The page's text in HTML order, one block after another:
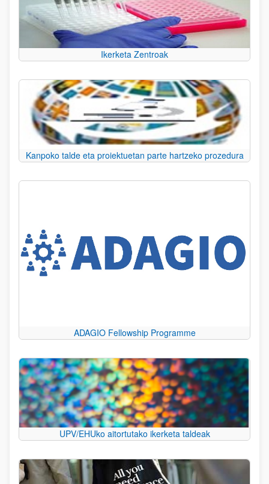
Ikerketa Zentroak
Kanpoko talde eta proiektuetan parte hartzeko prozedura
ADAGIO Fellowship Programme
UPV/EHUko aitortutako ikerketa taldeak